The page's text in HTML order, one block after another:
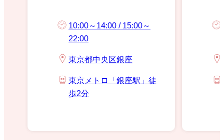
10:00～14:00 / 15:00～
22:00
東京都中央区銀座
東京メトロ「銀座駅」徒
歩2分